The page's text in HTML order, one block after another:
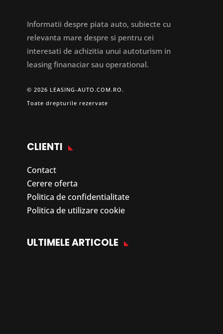
Informatii despre piata auto, subiecte cu
relevanta mare despre si pentru cei
interesati de achizitia unui autoturism in
leasing finanaciar sau operational.
© 2026 LEASING-AUTO.COM.RO.
Toate drepturile rezervate
CLIENTI
Contact
Cerere oferta
Politica de confidentialitate
Politica de utilizare cookie
ULTIMELE ARTICOLE